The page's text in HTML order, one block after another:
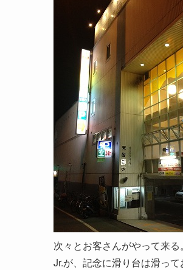
次々とお客さんがやって来
Jr.が、記念に滑り台は滑っ